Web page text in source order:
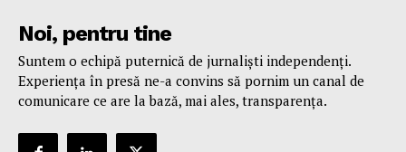
Noi, pentru tine
Suntem o echipă puternică de jurnaliști independenți.
Experiența în presă ne-a convins să pornim un canal de
comunicare ce are la bază, mai ales, transparența.